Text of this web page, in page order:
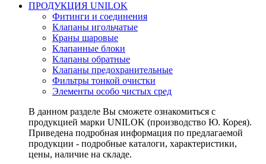
ПРОДУКЦИЯ UNILOK
Фитинги и соединения
Клапаны игольчатые
Краны шаровые
Клапанные блоки
Клапаны обратные
Клапаны предохранительные
Фильтры тонкой очистки
Элементы особо чистых сред
В данном разделе Вы сможете ознакомиться с
продукцией марки UNILOK (производство Ю. Корея).
Приведена подробная информация по предлагаемой
продукции - подробные каталоги, характеристики,
цены, наличие на складе.